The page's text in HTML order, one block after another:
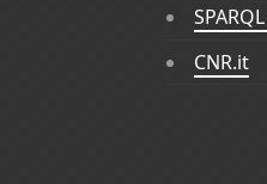
CNR.it